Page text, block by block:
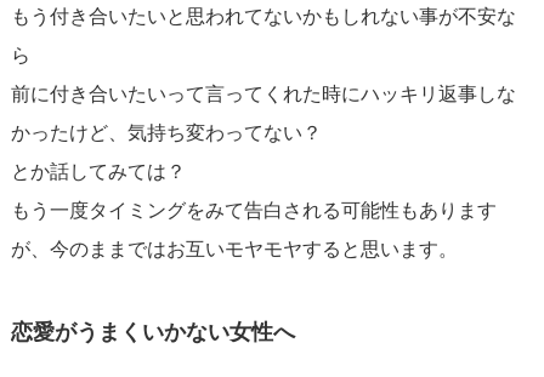
しく、ときにはズレが生じることもあります。しかし、そ
のズレを埋めるためには、
が不可欠 です。いま一度、彼との間にしっかりとコミュニ
ケーションを取り、それぞれがどう感じているのか、これ
からどうしたいのかを共有する時間を持ってはどうでしょ
うか。
り得ます。その際は焦らずに彼の気持ちを理解しようとす
もう付き合いたいと思われてないかもしれない事が不安な
ら
前に付き合いたいって言ってくれた時にハッキリ返事しな
かったけど、気持ち変わってない？
とか話してみては？
もう一度タイミングをみて告白される可能性もあります
が、今のままではお互いモヤモヤすると思います。
恋愛がうまくいかない女性へ